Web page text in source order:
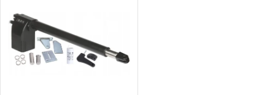
u
k
k
t